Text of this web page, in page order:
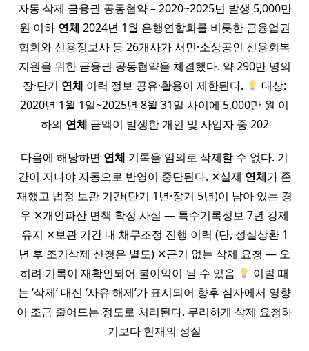
자동 삭제 금융권 공동협약 – 2020~2025년 발생 5,000만
원 이하 연체 2024년 1월 은행연합회를 비롯한 금융업권
협회와 신용정보사 등 26개사가 서민·소상공인 신용회복
지원을 위한 금융권 공동협약을 체결했다. 약 290만 명의
장·단기 연체 이력 정보 공유·활용이 제한된다.
대상:
2020년 1월 1일~2025년 8월 31일 사이에 5,000만 원 이
하의 연체 금액이 발생한 개인 및 사업자 중 202
다음에 해당하면 연체 기록을 임의로 삭제할 수 없다. 기
간이 지나야 자동으로 반영이 중단된다. ✕실제 연체가 존
재했고 법정 보관 기간(단기 1년·장기 5년)이 남아 있는 경
우 ✕개인파산 면책 확정 사실 — 특수기록정보 7년 강제
유지 ✕보관 기간 내 채무조정 진행 이력 (단, 성실상환 1
년 후 조기삭제 신청은 별도) ✕근거 없는 삭제 요청 — 오
히려 기록이 재확인되어 불이익이 될 수 있음
이럴 때
는 ‘삭제’ 대신 ‘사유 해제’가 표시되어 향후 심사에서 영향
이 조금 줄어드는 정도로 처리된다. 무리하게 삭제 요청하
기보다 현재의 성실